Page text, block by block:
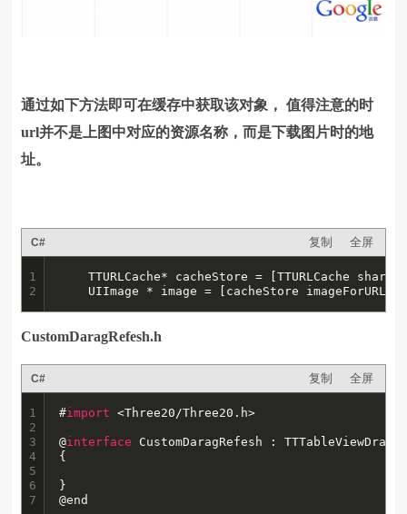
通过如下方法即可在缓存中获取该对象， 值得注意的时
url并不是上图中对应的资源名称，而是下载图片时的地
址。
C# 复制 全屏
1
2
TTURLCache* cacheStore = [TTURLCache
UIImage * image = [cacheStore
CustomDaragRefesh.h
C# 复制 全屏
1
2
3
4
5
6
7
#import <Three20/Three20.h>
@interface CustomDaragRefesh :
{
}
@end